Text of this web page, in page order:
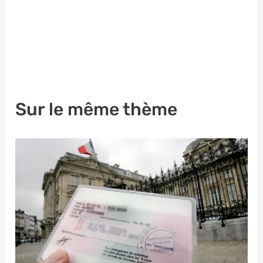
Sur le même thème